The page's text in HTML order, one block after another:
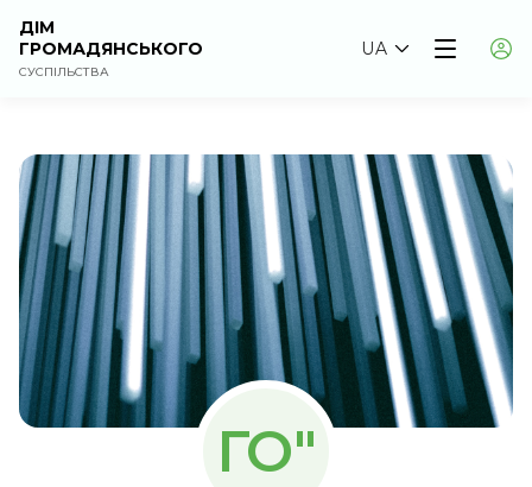
ДІМ
ГРОМАДЯНСЬКОГО
СУСПІЛЬСТВА
UA
ГО"